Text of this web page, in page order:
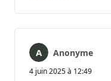
Anonyme
4 juin 2025 à 12:49